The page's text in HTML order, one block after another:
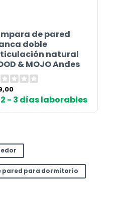
de pared
doble
natural
& MOJO Andes
2 - 3 días laborables
pared para dormitorio